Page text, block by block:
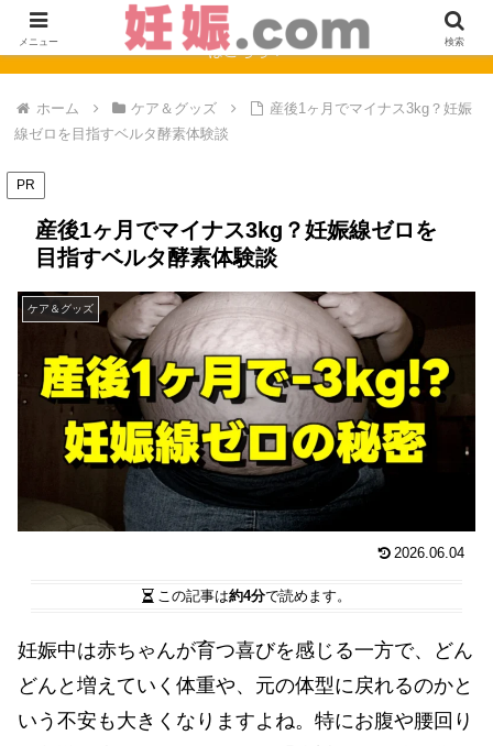
【完全保存版】妊娠0週〜40週のママの症状と赤ちゃんの成長まとめ
はこちら！
ホーム ケア＆グッズ
産後1ヶ月でマイナス3kg？妊娠
線ゼロを目指すベルタ酵素体験談
PR
産後1ヶ月でマイナス3kg？妊娠線ゼロを
目指すベルタ酵素体験談
ケア＆グッズ
2026.06.04
この記事は約4分で読めます。
妊娠中は赤ちゃんが育つ喜びを感じる一方で、どん
どんと増えていく体重や、元の体型に戻れるのかと
いう不安も大きくなりますよね。特にお腹や腰回り
メニュー 検索